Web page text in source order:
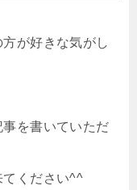
が好きな気がし
を書いていただ
てください^^